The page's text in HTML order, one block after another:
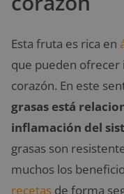
Esta fruta es rica en
que pueden
corazón. En este
grasas está
inflamación del
grasas son
muchos los
recetas de forma